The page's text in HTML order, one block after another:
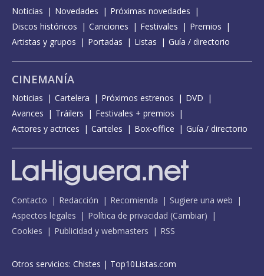
Noticias Novedades
Próximas novedades
Discos históricos
Canciones Festivales
Premios
Artistas y grupos
Portadas Listas Guía / directorio
CINEMANÍA
Noticias Cartelera Próximos estrenos
DVD
Avances
Tráilers
Festivales + premios
Actores y actrices
Carteles Box-office Guía / directorio
Contacto Redacción Recomienda
Sugiere una web
Aspectos legales
Política de privacidad (Cambiar)
Cookies
Publicidad y webmasters RSS
Otros servicios: Chistes | Top10Listas.com